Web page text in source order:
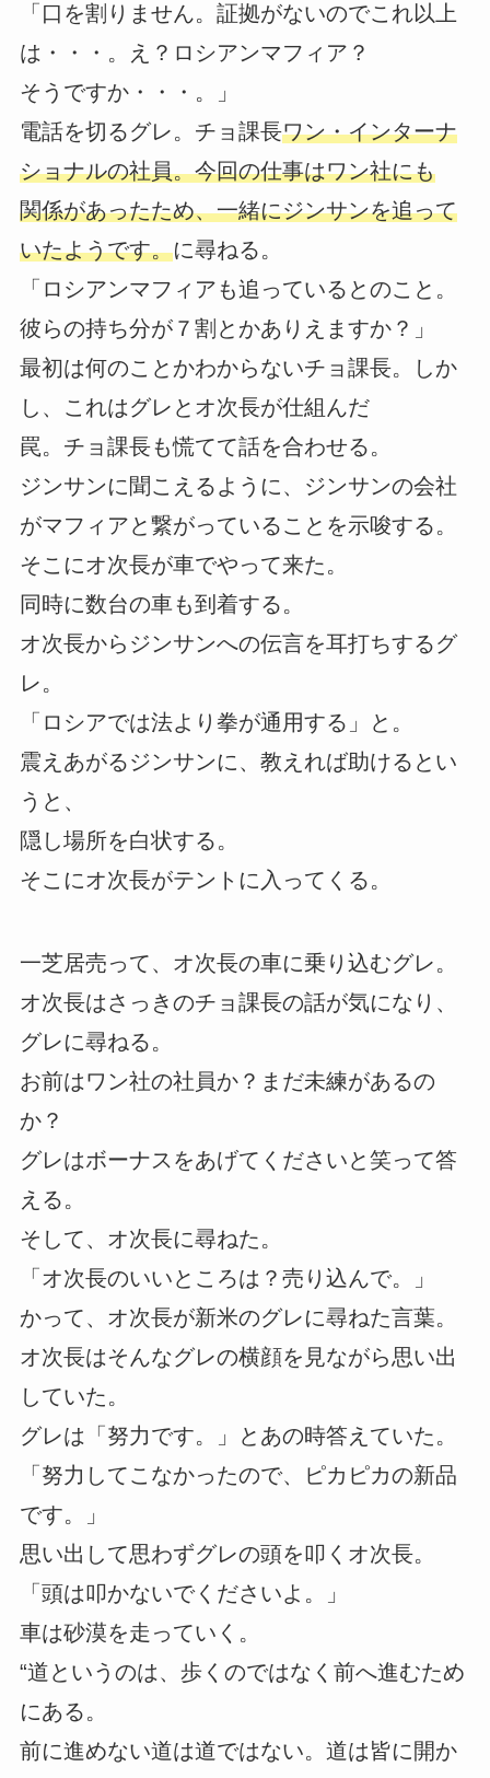
「口を割りません。証拠がないのでこれ以上
は・・・。え？ロシアンマフィア？
そうですか・・・。」
電話を切るグレ。チョ課長ワン・インターナ
ショナルの社員。今回の仕事はワン社にも
関係があったため、一緒にジンサンを追って
いたようです。に尋ねる。
「ロシアンマフィアも追っているとのこと。
彼らの持ち分が７割とかありえますか？」
最初は何のことかわからないチョ課長。しか
し、これはグレとオ次長が仕組んだ
罠。チョ課長も慌てて話を合わせる。
ジンサンに聞こえるように、ジンサンの会社
がマフィアと繋がっていることを示唆する。
そこにオ次長が車でやって来た。
同時に数台の車も到着する。
オ次長からジンサンへの伝言を耳打ちするグ
レ。
「ロシアでは法より拳が通用する」と。
震えあがるジンサンに、教えれば助けるとい
うと、
隠し場所を白状する。
そこにオ次長がテントに入ってくる。
一芝居売って、オ次長の車に乗り込むグレ。
オ次長はさっきのチョ課長の話が気になり、
グレに尋ねる。
お前はワン社の社員か？まだ未練があるの
か？
グレはボーナスをあげてくださいと笑って答
える。
そして、オ次長に尋ねた。
「オ次長のいいところは？売り込んで。」
かって、オ次長が新米のグレに尋ねた言葉。
オ次長はそんなグレの横顔を見ながら思い出
していた。
グレは「努力です。」とあの時答えていた。
「努力してこなかったので、ピカピカの新品
です。」
思い出して思わずグレの頭を叩くオ次長。
「頭は叩かないでくださいよ。」
車は砂漠を走っていく。
“道というのは、歩くのではなく前へ進むため
にある。
前に進めない道は道ではない。道は皆に開か